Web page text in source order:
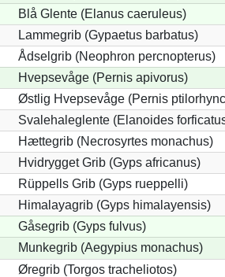
Blå Glente (Elanus caeruleus)
Lammegrib (Gypaetus barbatus)
Ådselgrib (Neophron percnopterus)
Hvepsevåge (Pernis apivorus)
Østlig Hvepsevåge (Pernis
Svalehaleglente (Elanoides
Hættegrib (Necrosyrtes monachus)
Hvidrygget Grib (Gyps africanus)
Rüppells Grib (Gyps rueppelli)
Himalayagrib (Gyps himalayensis)
Gåsegrib (Gyps fulvus)
Munkegrib (Aegypius monachus)
Øregrib (Torgos tracheliotos)